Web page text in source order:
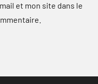
et mon site dans le